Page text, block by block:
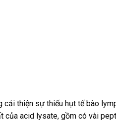
thiện sự thiếu hụt tế bào
của acid lysate, gồm có vài